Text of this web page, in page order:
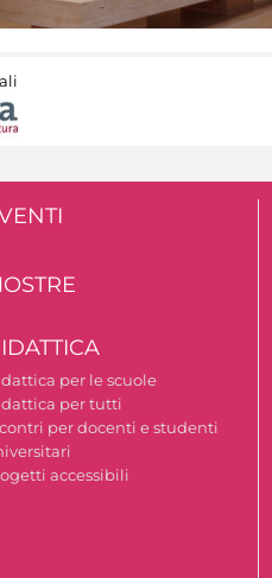
per le scuole
per tutti
per docenti e studenti
accessibili